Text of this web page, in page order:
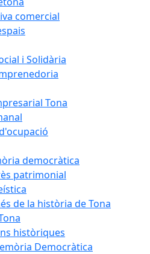
comercial
i Solidària
Tona
democràtica
patrimonial
de la història de Tona
històriques
Democràtica